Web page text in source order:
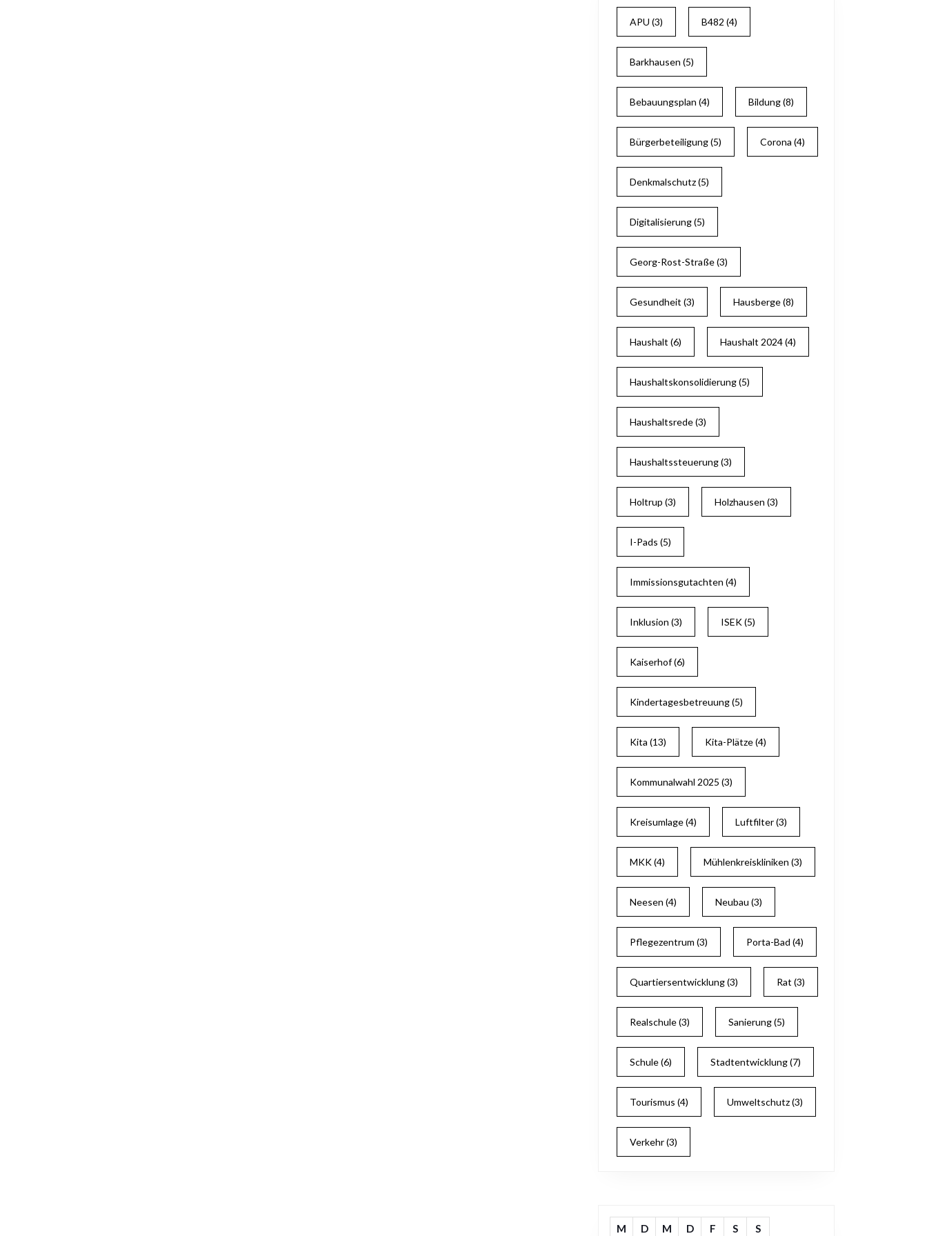
APU (3) B482 (4)
Barkhausen (5)
Bebauungsplan (4) Bildung(8)
Bürgerbeteiligung(5) Corona (4)
Denkmalschutz(5)
Digitalisierung(5)
Georg-Rost-Straße(3)
Gesundheit (3) Hausberge(8)
Haushalt (6) Haushalt 2024(4)
Haushaltskonsolidierung(5)
Haushaltsrede(3)
Haushaltssteuerung(3)
Holtrup (3) Holzhausen (3)
I-Pads (5)
Immissionsgutachten (4)
Inklusion (3) ISEK(5)
Kaiserhof(6)
Kindertagesbetreuung(5)
Kita (13) Kita-Plätze(4)
Kommunalwahl 2025 (3)
Kreisumlage(4) Luftfilter(3)
MKK(4) Mühlenkreiskliniken (3)
Neesen (4) Neubau (3)
Pflegezentrum (3) Porta-Bad (4)
Quartiersentwicklung(3) Rat (3)
Realschule(3) Sanierung(5)
Schule(6) Stadtentwicklung(7)
Tourismus (4) Umweltschutz(3)
Verkehr(3)
M D M D F S S